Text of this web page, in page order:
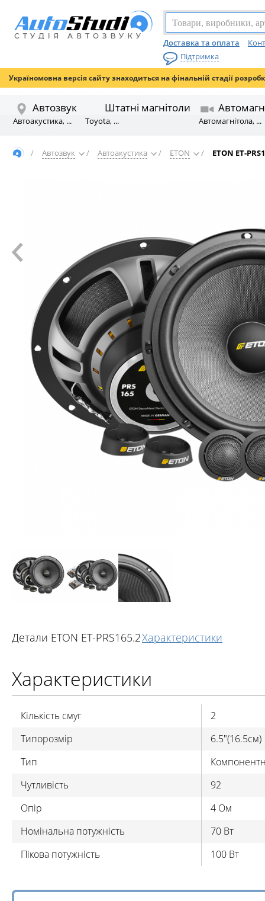
Доставка та оплата
Підтримка
Україномовна версія сайту знаходиться на фінальній стадії
Автозвук
Автоакустика, ...
Штатні магнітоли
Toyota, ... Автомагнітола, ...
/ Автозвук / Автоакустика / ETON / ETON ET-
Детали ETON ET-PRS165.2Характеристики
Характеристики
Кількість смуг
2
Типорозмір
6.5"(16.5см)
Тип
Чутливість
92
Опір
4 Oм
Номінальна потужність
70 Bт
Пікова потужність
100 Вт